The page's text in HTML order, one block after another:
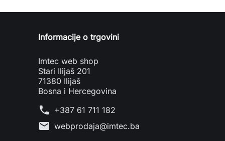
Informacije o trgovini
Imtec web shop
Stari Ilijaš 201
71380 Ilijaš
Bosna i Hercegovina
phone +387 61 711 182
mail webprodaja@imtec.ba